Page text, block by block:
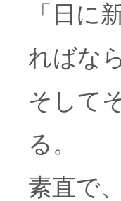
「日に
ればな
そして
る。
素直で